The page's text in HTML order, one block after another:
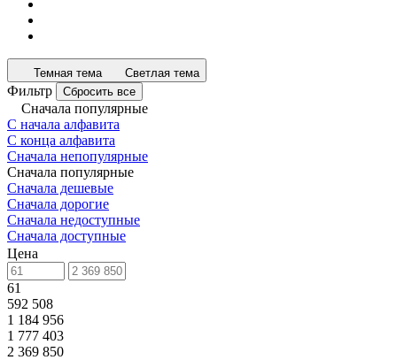
Темная тема Светлая тема
Фильтр Сбросить все
Сначала популярные
С начала алфавита
С конца алфавита
Сначала непопулярные
Сначала популярные
Сначала дешевые
Сначала дорогие
Сначала недоступные
Сначала доступные
Цена
61
592 508
1 184 956
1 777 403
2 369 850